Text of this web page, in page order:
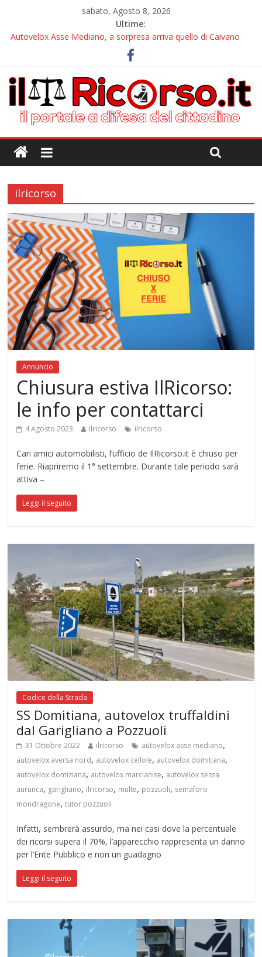
sabato, Agosto 8, 2026
Ultime:
Autovelox Asse Mediano, a sorpresa arriva quello di Caivano
Tutor, il nuovo incubo arriva alle pendici del Vesuvio
Chiusura estiva IlRicorso: le info per contattarci
Autovelox Aversa Nord, dalla disattivazione all’amarezza di chi
ha pagato i verbali
Domiziana, a Cellole arriva il tutor
ilricorso
Annuncio
Chiusura estiva IlRicorso:
le info per contattarci
4 Agosto 2023 ilricorso ilricorso
Cari amici automobilisti, l’ufficio de IlRicorso.it è chiuso per
ferie. Riapriremo il 1° settembre. Durante tale periodo sarà
attiva –
Leggi il seguito
Codice della Strada
SS Domitiana, autovelox truffaldini
dal Garigliano a Pozzuoli
31 Ottobre 2022 ilricorso autovelox asse mediano,
autovelox aversa nord, autovelox cellole, autovelox domitiana,
autovelox domiziana, autovelox marcianise, autovelox sessa
aurunca, garigliano, ilricorso, multe, pozzuoli, semaforo
mondragone,tutor pozzuoli
Infatti, sembrerà assurdo, ma nei casi dove la percentuale
dei ricorsi supera il 70%, l’apparecchio rappresenta un danno
per l’Ente Pubblico e non un guadagno
Leggi il seguito